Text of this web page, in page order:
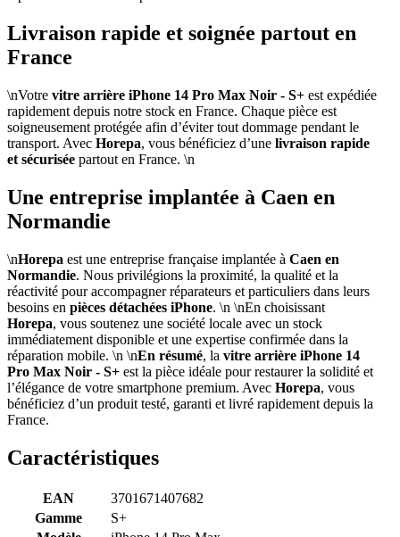
Livraison rapide et soignée partout en
France
\nVotre vitre arrière iPhone 14 Pro Max Noir - S+ est expédiée
rapidement depuis notre stock en France. Chaque pièce est
soigneusement protégée afin d’éviter tout dommage pendant le
transport. Avec Horepa, vous bénéficiez d’une livraison rapide
et sécurisée partout en France. \n
Une entreprise implantée à Caen en
Normandie
\nHorepa est une entreprise française implantée à Caen en
Normandie. Nous privilégions la proximité, la qualité et la
réactivité pour accompagner réparateurs et particuliers dans leurs
besoins en pièces détachées iPhone. \n \nEn choisissant
Horepa, vous soutenez une société locale avec un stock
immédiatement disponible et une expertise confirmée dans la
réparation mobile. \n \nEn résumé, la vitre arrière iPhone 14
Pro Max Noir - S+ est la pièce idéale pour restaurer la solidité et
l’élégance de votre smartphone premium. Avec Horepa, vous
bénéficiez d’un produit testé, garanti et livré rapidement depuis la
France.
Caractéristiques
EAN
3701671407682
Gamme
S+